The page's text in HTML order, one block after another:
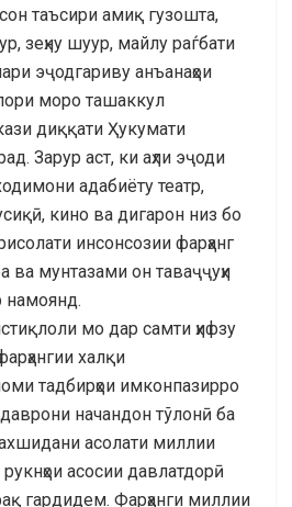
таъсири амиқ гузошта,
зеҳну шуур, майлу раѓбати
эҷодгариву анъанаҳои
моро ташаккул
диққати Ҳукумати
Зарур аст, ки аҳли эҷоди
адабиёту театр,
кино ва дигарон низ бо
инсонсозии фарҳанг
ва мунтазами он таваҷҷуҳи
намоянд.
мо дар самти ҳифзу
халқи
тадбирҳои имконпазирро
начандон тўлонӣ ба
асолати миллии
асосии давлатдорӣ
гардидем. Фарҳанги миллии